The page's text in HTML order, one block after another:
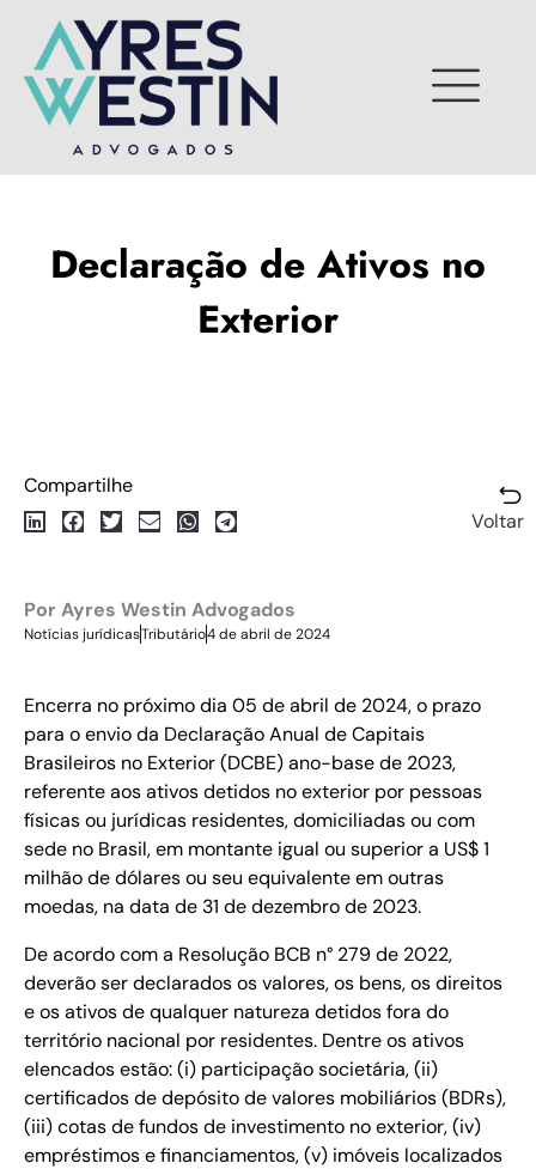
conteúdo
Declaração de Ativos no
Exterior
Compartilhe
Voltar
Por Ayres Westin Advogados
Notícias jurídicasTributário4 de abril de 2024
Encerra no próximo dia 05 de abril de 2024, o prazo
para o envio da Declaração Anual de Capitais
Brasileiros no Exterior (DCBE) ano-base de 2023,
referente aos ativos detidos no exterior por pessoas
físicas ou jurídicas residentes, domiciliadas ou com
sede no Brasil, em montante igual ou superior a US$ 1
milhão de dólares ou seu equivalente em outras
moedas, na data de 31 de dezembro de 2023.
De acordo com a Resolução BCB n° 279 de 2022,
deverão ser declarados os valores, os bens, os direitos
e os ativos de qualquer natureza detidos fora do
território nacional por residentes. Dentre os ativos
elencados estão: (i) participação societária, (ii)
certificados de depósito de valores mobiliários (BDRs),
(iii) cotas de fundos de investimento no exterior, (iv)
empréstimos e financiamentos, (v) imóveis localizados